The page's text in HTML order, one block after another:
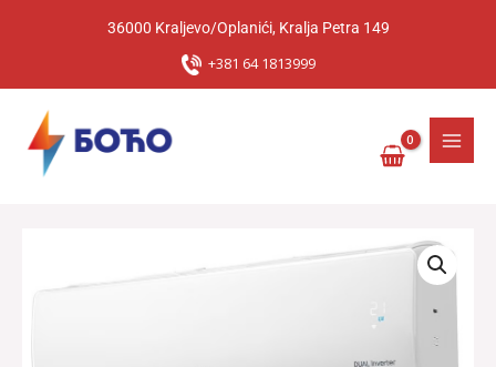
36000 Kraljevo/Oplanići, Kralja Petra 149
+381 64 1813999